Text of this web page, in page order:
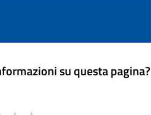
su questa pagina?